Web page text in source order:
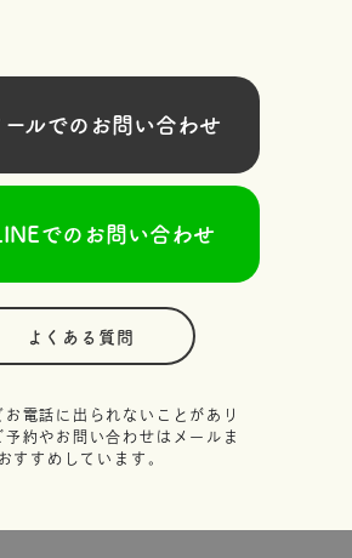
でのお問い合わせ
のお問い合わせ
よくある質問
電話に出られないことがあり
予約やお問い合わせはメールま
すすめしています。